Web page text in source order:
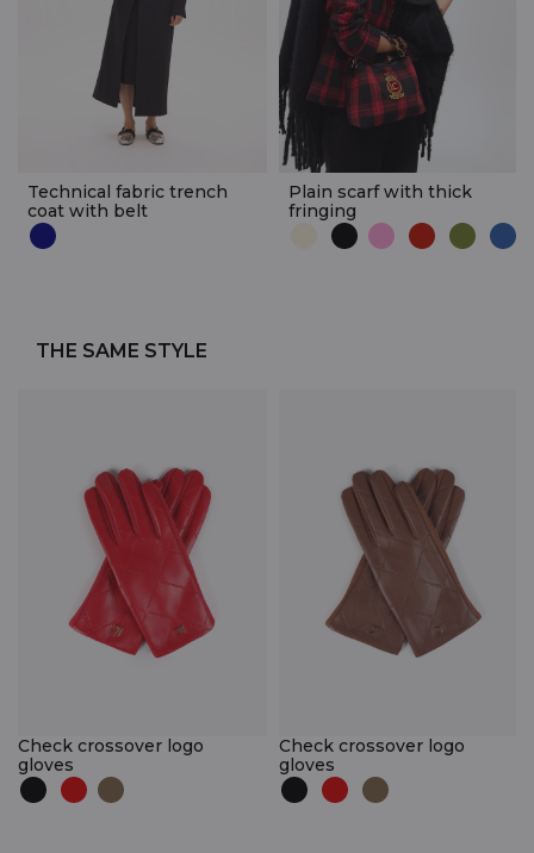
Technical fabric trench
coat with belt
Plain scarf with thick
fringing
THE SAME STYLE
Check crossover logo
gloves
Check crossover logo
gloves